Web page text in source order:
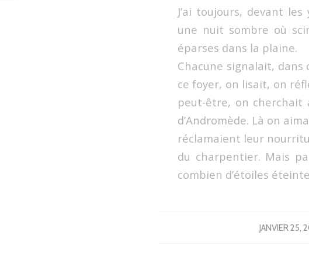
J’ai toujours, devant
une nuit sombre où
éparses dans la plaine.
Chacune signalait, dans
ce foyer, on lisait, on
peut-être, on cherchait
d’Andromède. Là on
réclamaient leur
du charpentier. Mais
combien d’étoiles
JANVIER 25,
/